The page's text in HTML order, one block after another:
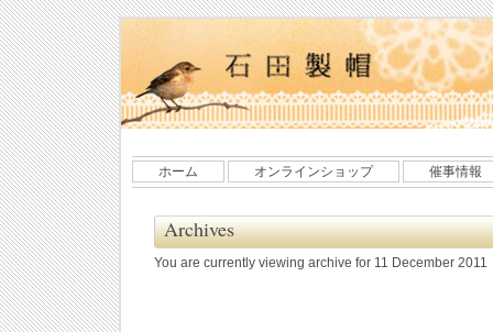
ホーム オンラインショップ 催事情報
Archives
You are currently viewing archive for 11 December 2011